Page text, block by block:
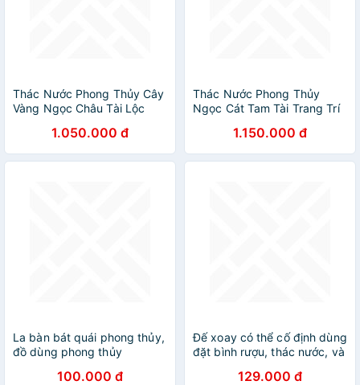
Thác Nước Phong Thủy Cây
Vàng Ngọc Châu Tài Lộc
Chính Hãng1.050.000 đ
Thác Nước Phong Thủy
Ngọc Cát Tam Tài Trang Trí
Hàng chính hãng
1.150.000 đ
La bàn bát quái phong thủy,
đồ dùng phong thủy
100.000 đ
Đế xoay có thể cố định dùng
đặt bình rượu, thác nước, và
129.000 đ